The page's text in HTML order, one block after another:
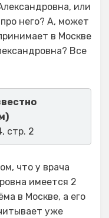
или
него? А, может
в Москве
Все
стр. 2
что у врача
имеется 2
в Москве, а его
уже